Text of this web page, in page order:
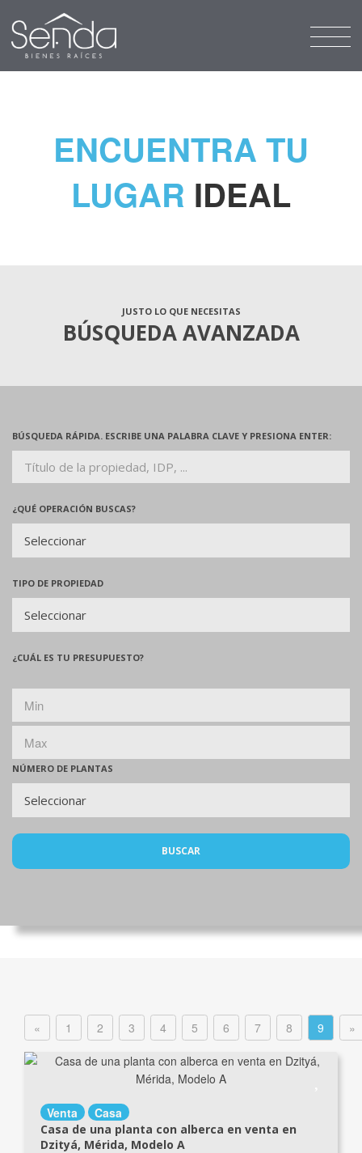
ENCUENTRA TU
LUGAR IDEAL
JUSTO LO QUE NECESITAS
BÚSQUEDA AVANZADA
BÚSQUEDA RÁPIDA. ESCRIBE UNA PALABRA CLAVE Y PRESIONA ENTER:
¿QUÉ OPERACIÓN BUSCAS?
TIPO DE PROPIEDAD
¿CUÁL ES TU PRESUPUESTO?
NÚMERO DE PLANTAS
BUSCAR
« 1 2 3 4 5 6 7 8 9 »
Venta Casa
Casa de una planta con alberca en venta en
Dzityá, Mérida, Modelo A